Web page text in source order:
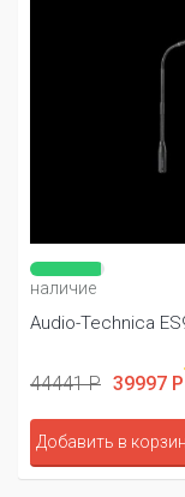
наличие
Audio-Technica
44441 Р 39997 Р
Добавить в